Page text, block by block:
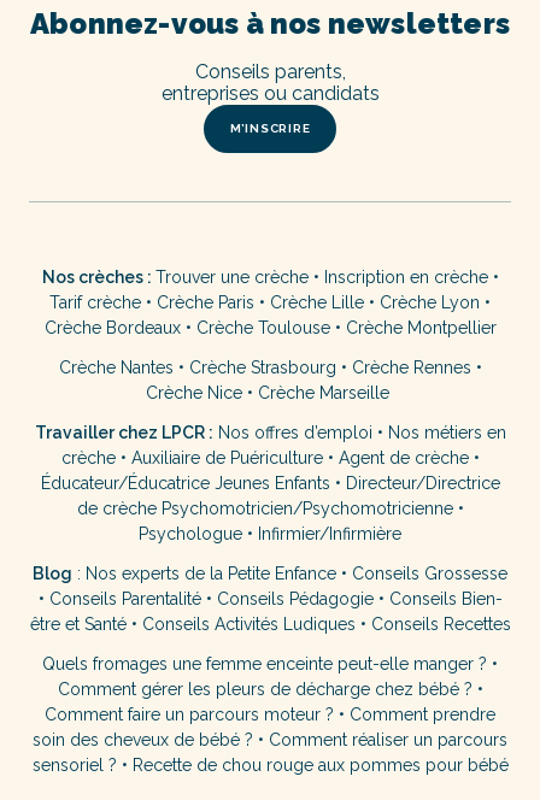
Abonnez-vous à nos newsletters
M’INSCRIRE
Conseils parents,
entreprises ou candidats
Nos crèches : Trouver une crèche• Inscription en crèche•
Tarif crèche • Crèche Paris • Crèche Lille • Crèche Lyon •
Crèche Bordeaux• Crèche Toulouse• Crèche Montpellier
Crèche Nantes • Crèche Strasbourg • Crèche Rennes •
Crèche Nice • Crèche Marseille
Travailler chez LPCR : Nos offres d’emploi • Nos métiers en
crèche• Auxiliaire de Puériculture• Agent de crèche•
Éducateur/Éducatrice Jeunes Enfants • Directeur/Directrice
de crèche Psychomotricien/Psychomotricienne•
Psychologue • Infirmier/Infirmière
Blog : Nos experts de la Petite Enfance • Conseils Grossesse
• Conseils Parentalité• Conseils Pédagogie• Conseils Bien-
être et Santé• Conseils Activités Ludiques • Conseils Recettes
Quels fromages une femme enceinte peut-elle manger ? •
Comment gérer les pleurs de décharge chez bébé ? •
Comment faire un parcours moteur ? • Comment prendre
soin des cheveux de bébé ? • Comment réaliser un parcours
sensoriel ? • Recette de chou rouge aux pommes pour bébé